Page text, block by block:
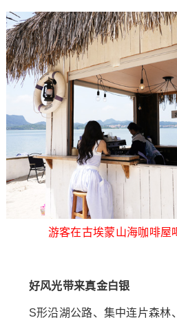
游客在古埃蒙山海咖啡屋
好风光带来真金白银
S形沿湖公路、集中连片森林